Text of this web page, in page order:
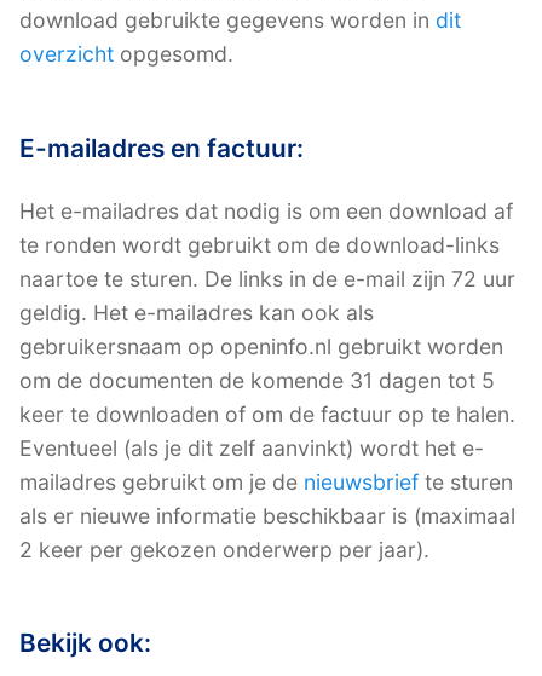
download gebruikte gegevens worden in dit
overzicht opgesomd.
E-mailadres en factuur:
Het e-mailadres dat nodig is om een download af
te ronden wordt gebruikt om de download-links
naartoe te sturen. De links in de e-mail zijn 72 uur
geldig. Het e-mailadres kan ook als
gebruikersnaam op openinfo.nl gebruikt worden
om de documenten de komende 31 dagen tot 5
keer te downloaden of om de factuur op te halen.
Eventueel (als je dit zelf aanvinkt) wordt het e-
mailadres gebruikt om je de nieuwsbrief te sturen
als er nieuwe informatie beschikbaar is (maximaal
2 keer per gekozen onderwerp per jaar).
Bekijk ook: